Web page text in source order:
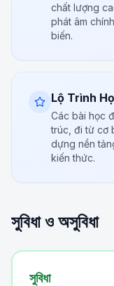
chất lượng
phát âm
biến.
Lộ Trình
Các bài học
trúc, đi từ cơ
dựng nền
kiến thức.
সুবিধা ও অসুবিধা
সুবিধা